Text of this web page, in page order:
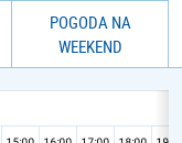
POGODA NA
WEEKEND